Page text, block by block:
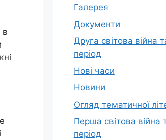
в
Галерея
Документи
Друга світова війна
період
Нові часи
Новини
Огляд тематичної
Перша світова війна
період